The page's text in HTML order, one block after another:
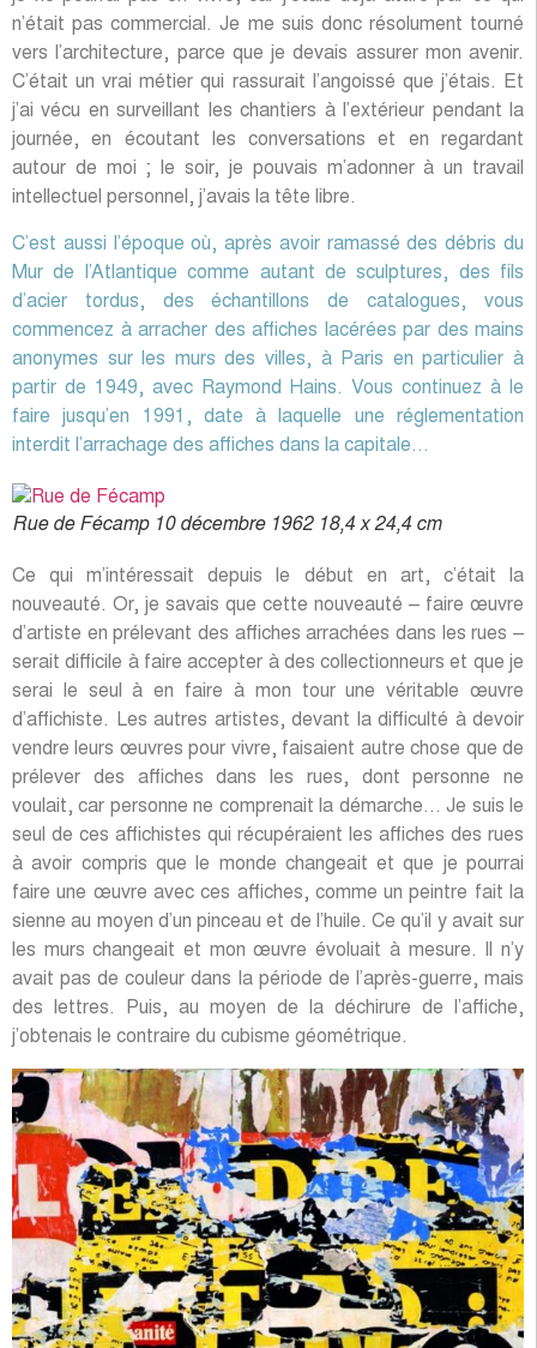
n’était pas commercial. Je me suis donc résolument tourné
vers l’architecture, parce que je devais assurer mon avenir.
C’était un vrai métier qui rassurait l’angoissé que j’étais. Et
j’ai vécu en surveillant les chantiers à l’extérieur pendant la
journée, en écoutant les conversations et en regardant
autour de moi ; le soir, je pouvais m’adonner à un travail
intellectuel personnel, j’avais la tête libre.
C’est aussi l’époque où, après avoir ramassé des débris du
Mur de l’Atlantique comme autant de sculptures, des fils
d’acier tordus, des échantillons de catalogues, vous
commencez à arracher des affiches lacérées par des mains
anonymes sur les murs des villes, à Paris en particulier à
partir de 1949, avec Raymond Hains. Vous continuez à le
faire jusqu’en 1991, date à laquelle une réglementation
interdit l’arrachage des affiches dans la capitale…
Rue de Fécamp 10 décembre 1962 18,4 x 24,4 cm
Ce qui m’intéressait depuis le début en art, c’était la
nouveauté. Or, je savais que cette nouveauté – faire œuvre
d’artiste en prélevant des affiches arrachées dans les rues –
serait difficile à faire accepter à des collectionneurs et que je
serai le seul à en faire à mon tour une véritable œuvre
d’affichiste. Les autres artistes, devant la difficulté à devoir
vendre leurs œuvres pour vivre, faisaient autre chose que de
prélever des affiches dans les rues, dont personne ne
voulait, car personne ne comprenait la démarche… Je suis le
seul de ces affichistes qui récupéraient les affiches des rues
à avoir compris que le monde changeait et que je pourrai
faire une œuvre avec ces affiches, comme un peintre fait la
sienne au moyen d’un pinceau et de l’huile. Ce qu’il y avait sur
les murs changeait et mon œuvre évoluait à mesure. Il n’y
avait pas de couleur dans la période de l’après-guerre, mais
des lettres. Puis, au moyen de la déchirure de l’affiche,
j’obtenais le contraire du cubisme géométrique.